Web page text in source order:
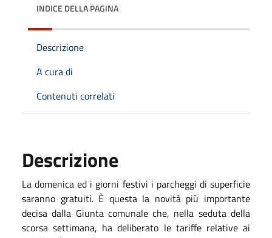
INDICE DELLA PAGINA
Descrizione
A cura di
Contenuti correlati
Descrizione
La domenica ed i giorni festivi i parcheggi di superficie
saranno gratuiti. È questa la novità più importante
decisa dalla Giunta comunale che, nella seduta della
scorsa settimana, ha deliberato le tariffe relative ai